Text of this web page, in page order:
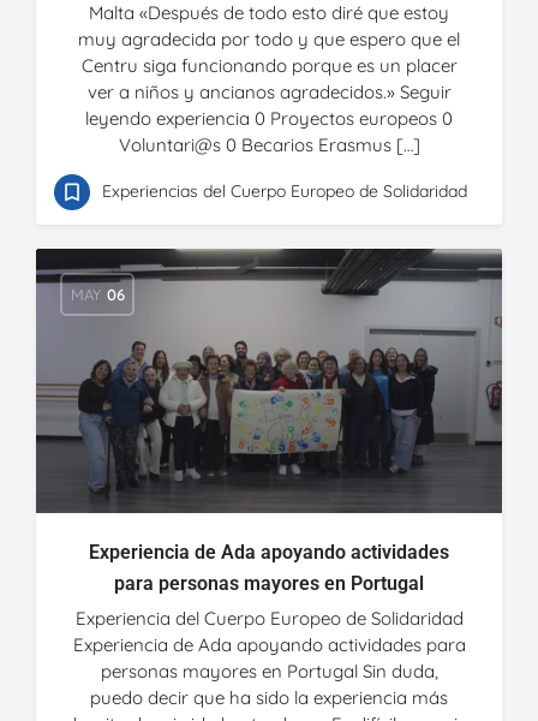
Malta «Después de todo esto diré que estoy
muy agradecida por todo y que espero que el
Centru siga funcionando porque es un placer
ver a niños y ancianos agradecidos.» Seguir
leyendo experiencia 0 Proyectos europeos 0
Voluntari@s 0 Becarios Erasmus […]
Experiencias del Cuerpo Europeo de Solidaridad
MAY 06
Experiencia de Ada apoyando actividades
para personas mayores en Portugal
Experiencia del Cuerpo Europeo de Solidaridad
Experiencia de Ada apoyando actividades para
personas mayores en Portugal Sin duda,
puedo decir que ha sido la experiencia más